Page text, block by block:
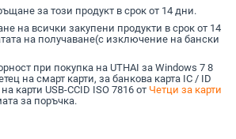
за този продукт в срок от 14 дни.
на всички закупени продукти в срок от 14
на получаване(с изключение на бански
при покупка на UTHAI за Windows 7 8
на смарт карти, за банкова карта IC / ID
карти USB-CCID ISO 7816 от Четци за карти
за поръчка.